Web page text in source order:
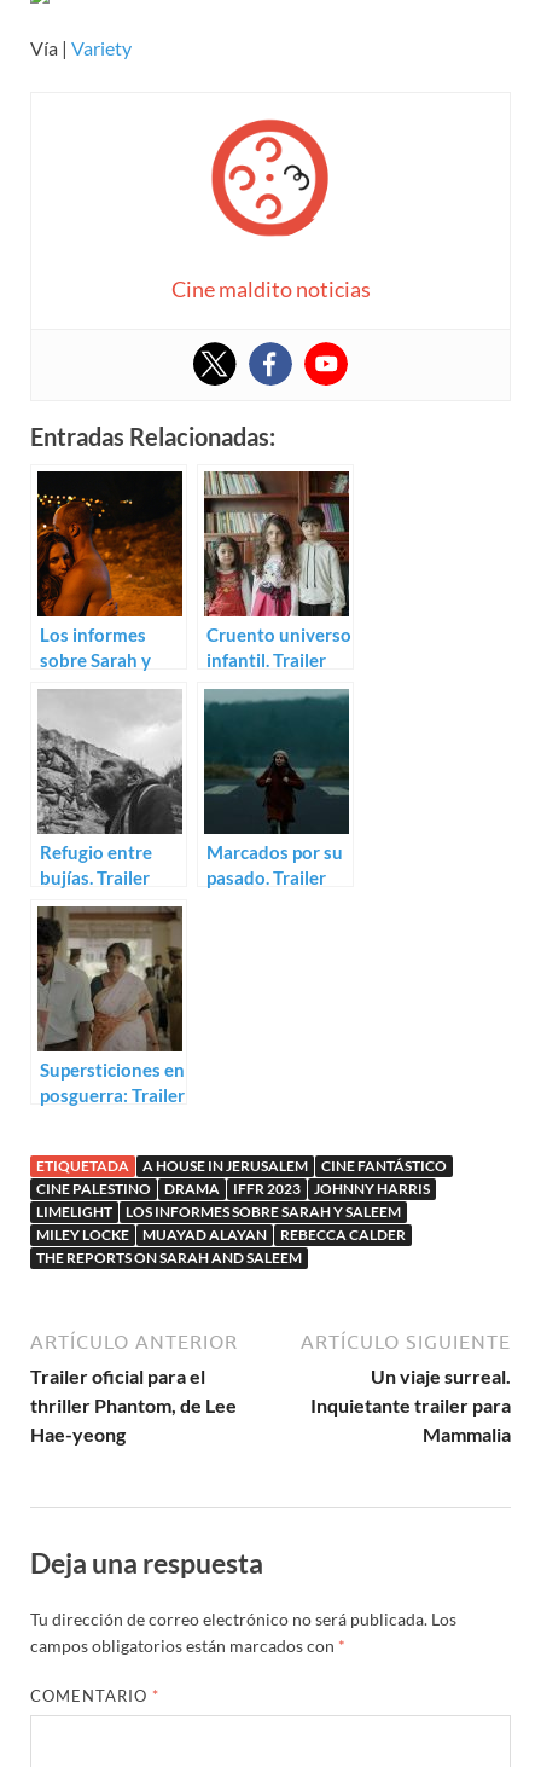
Vía | Variety
Cine maldito noticias
Entradas Relacionadas:
Los informes
sobre Sarah y
Saleem (Muayad
Cruento universo
infantil. Trailer
para Numb
Refugio entre
bujías. Trailer
para Thiiird
Marcados por su
pasado. Trailer
Supersticiones en
posguerra: Trailer
ETIQUETADA A HOUSE IN JERUSALEM
CINE FANTÁSTICO
CINE PALESTINO
DRAMA IFFR 2023
JOHNNY HARRIS
LIMELIGHT
LOS INFORMES SOBRE SARAH Y SALEEM
MILEY LOCKE
MUAYAD ALAYAN
REBECCA CALDER
THE REPORTS ON SARAH AND SALEEM
ARTÍCULO ANTERIOR
Trailer oficial para el
thriller Phantom, de Lee
Hae-yeong
ARTÍCULO SIGUIENTE
Un viaje surreal.
Inquietante trailer para
Mammalia
Deja una respuesta
Tu dirección de correo electrónico no será publicada. Los
campos obligatorios están marcados con *
COMENTARIO *